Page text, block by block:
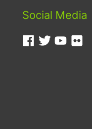
Social Media